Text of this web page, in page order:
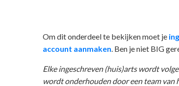
Om dit onderdeel te bekijken moet je
account aanmaken . Ben je niet BIG
Elke ingeschreven (huis)arts wordt
wordt onderhouden door een team van